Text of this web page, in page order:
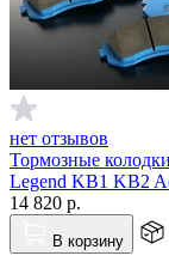
нет отзывов
Тормозные
Legend KB1 KB2
14 820 р.
В корзину